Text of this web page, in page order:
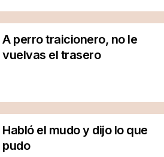
A perro traicionero, no le
vuelvas el trasero
Habló el mudo y dijo lo que
pudo